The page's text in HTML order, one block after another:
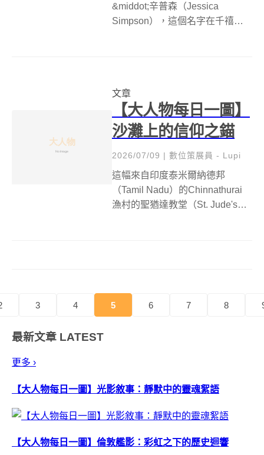
&middot;辛普森（Jessica
Simpson），這個名字在千禧年
位在7月10日誕生的巨星，更...
文章
【大人物每日一圖】
沙灘上的信仰之錨
2026/07/09 | 數位策展員 - Lupi
這幅來自印度泰米爾納德邦
（Tamil Nadu）的Chinnathurai
漁村的聖猶達教堂（St. Jude's
3 4 5 6 7 8
最新文章 LATEST
更多 ›
【大人物每日一圖】光影敘事：靜默中的靈魂絮語
【大人物每日一圖】倫敦艦影：彩虹之下的歷史迴響